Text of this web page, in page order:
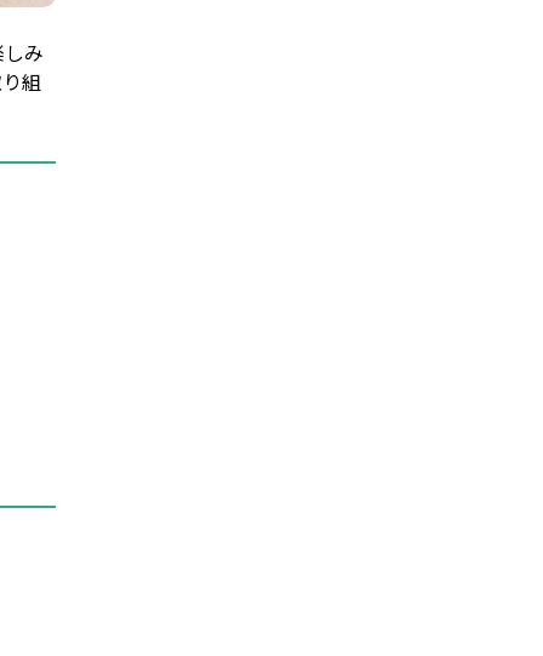
み
組